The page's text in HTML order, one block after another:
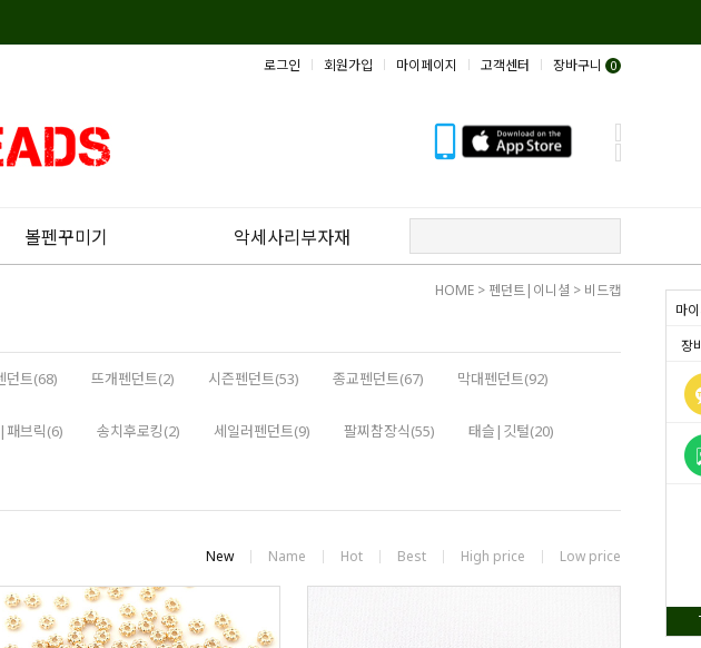
마
장
로그인 회원가입 마이페이지 고객센터 장바구니 0
볼펜꾸미기 악세사리부자재
HOME > 펜던트|이니셜 > 비드캡
던트(68) 뜨개펜던트(2) 시즌펜던트(53) 종교펜던트(67) 막대펜던트(92)
패브릭(6) 송치후로킹(2) 세일러펜던트(9) 팔찌참장식(55) 태슬|깃털(20)
New Name Hot Best High price Low price